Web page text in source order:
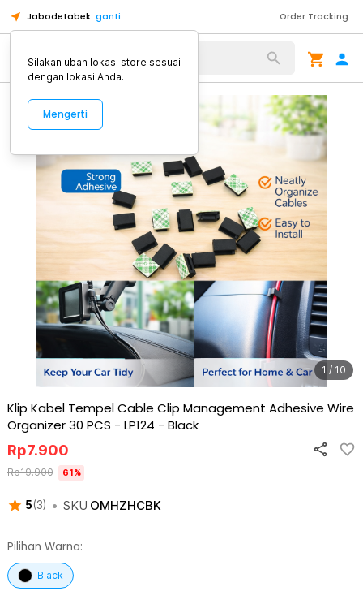
Jabodetabek ganti Order Tracking
Alat Kopi
1 / 10
Klip Kabel Tempel Cable Clip Management Adhesive Wire
Organizer 30 PCS - LP124 - Black
5(3) • SKU OMHZHCBK
Rp7.900
Rp19.900 61%
Pilihan Warna:
Black
Silakan ubah lokasi store sesuai
dengan lokasi Anda.
Mengerti